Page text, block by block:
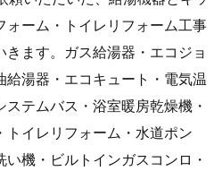
ーム・トイレリフォーム工事
ます。ガス給湯器・エコジョ
湯器・エコキュート・電気温
テムバス・浴室暖房乾燥機・
イレリフォーム・水道ポン
機・ビルトインガスコンロ・